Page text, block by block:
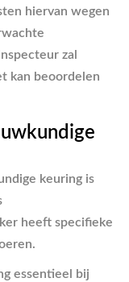
hiervan wegen
zal
kan beoordelen
keuring is
heeft specifieke
essentieel bij